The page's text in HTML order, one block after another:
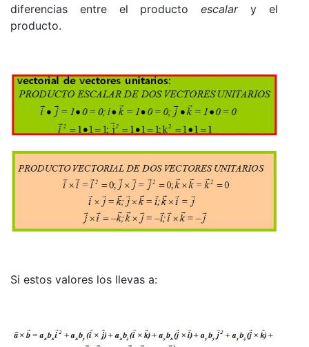
diferencias entre el productoescalary el
producto.
Si estos valores los llevas a: